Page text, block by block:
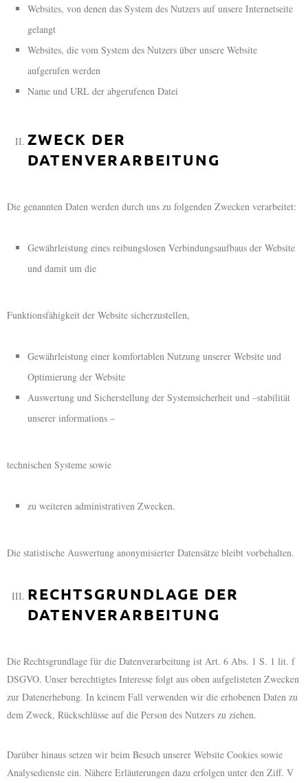
Websites, von denen das System des Nutzers auf unsere Internetseite
gelangt
Websites, die vom System des Nutzers über unsere Website
aufgerufen werden
Name und URL der abgerufenen Datei
ZWECK DER
DATENVERARBEITUNG
Die genannten Daten werden durch uns zu folgenden Zwecken verarbeitet:
Gewährleistung eines reibungslosen Verbindungsaufbaus der Website
und damit um die
Funktionsfähigkeit der Website sicherzustellen,
Gewährleistung einer komfortablen Nutzung unserer Website und
Optimierung der Website
Auswertung und Sicherstellung der Systemsicherheit und –stabilität
unserer informations –
technischen Systeme sowie
zu weiteren administrativen Zwecken.
Die statistische Auswertung anonymisierter Datensätze bleibt vorbehalten.
RECHTSGRUNDLAGE DER
DATENVERARBEITUNG
Die Rechtsgrundlage für die Datenverarbeitung ist Art. 6 Abs. 1 S. 1 lit. f
DSGVO. Unser berechtigtes Interesse folgt aus oben aufgelisteten Zwecken
zur Datenerhebung. In keinem Fall verwenden wir die erhobenen Daten zu
dem Zweck, Rückschlüsse auf die Person des Nutzers zu ziehen.
Darüber hinaus setzen wir beim Besuch unserer Website Cookies sowie
Analysedienste ein. Nähere Erläuterungen dazu erfolgen unter den Ziff. V